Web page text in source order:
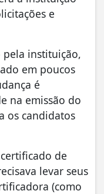
e
pela instituição,
em poucos
é
na emissão do
os candidatos
de
levar seus
(como